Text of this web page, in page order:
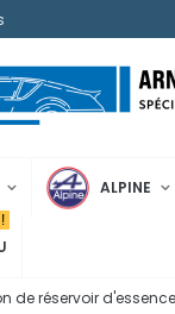
ALPINE
de réservoir